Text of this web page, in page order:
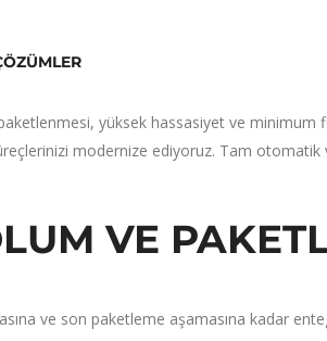
yüksek hassasiyet ve minimum
modernize ediyoruz. Tam otomatik
VE
ve son paketleme aşamasına kadar